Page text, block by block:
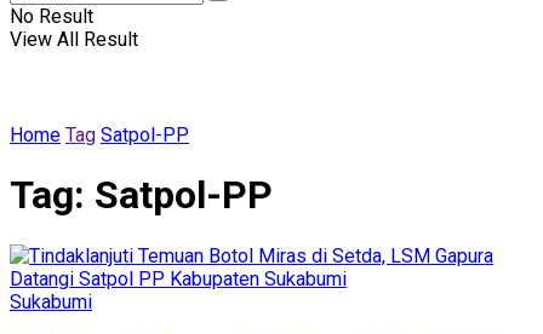
No Result
View All Result
Home Tag Satpol-PP
Tag: Satpol-PP
Sukabumi